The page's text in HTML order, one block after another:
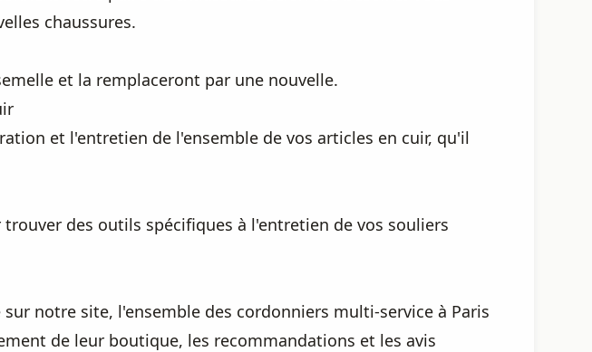
chaussures.
et la remplaceront par une nouvelle.
et l'entretien de l'ensemble de vos articles en cuir, qu'il
des outils spécifiques à l'entretien de vos souliers
notre site, l'ensemble des cordonniers multi-service à Paris
de leur boutique, les recommandations et les avis